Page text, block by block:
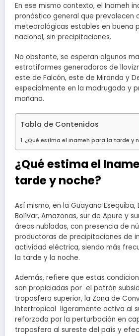
En ese mismo contexto, el Inameh
pronóstico general que prevalecen
meteorológicas estables en buena
nacional, sin precipitaciones.
No obstante, se esperan algunos
estratiformes generadoras de
este de Falcón, este de Miranda y
especialmente en la madrugada y
mañana.
Tabla de Contenidos
¿Qué estima el Inameh para la tarde y
¿Qué estima el
tarde y noche?
Así mismo, en la Guayana
Bolívar, Amazonas, sur de Apure y
áreas nubladas, con presencia de
productoras de precipitaciones de
actividad eléctrica, siendo más
la tarde y la noche.
Además, refiere que estas
son propiciadas por el patrón
troposfera superior, la Zona de
Intertropical ligeramente activa al
reforzada por la perturbación en
troposfera al sureste del país y